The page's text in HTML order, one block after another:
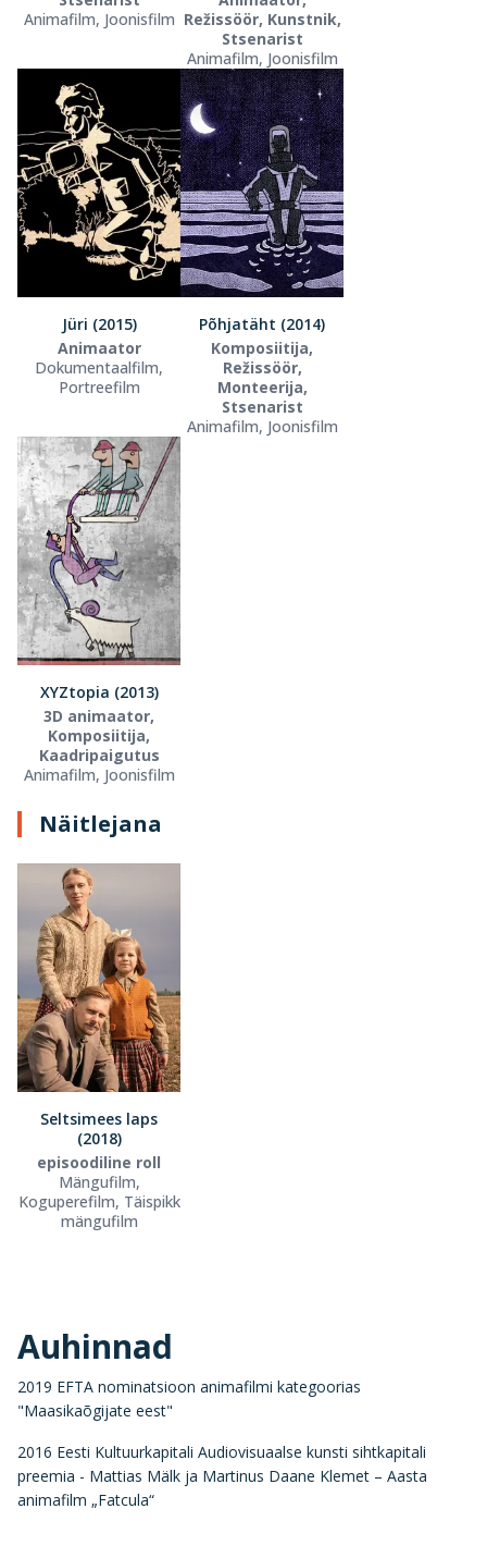
Animafilm, Joonisfilm Režissöör, Kunstnik,
Stsenarist
Animafilm, Joonisfilm
Jüri (2015)
Animaator
Dokumentaalfilm,
Portreefilm
Põhjatäht (2014)
Komposiitija,
Režissöör,
Monteerija,
Stsenarist
Animafilm, Joonisfilm
XYZtopia (2013)
3D animaator,
Komposiitija,
Kaadripaigutus
Animafilm, Joonisfilm
Näitlejana
Seltsimees laps
(2018)
episoodiline roll
Mängufilm,
Koguperefilm, Täispikk
mängufilm
Auhinnad
2019 EFTA nominatsioon animafilmi kategoorias
"Maasikaõgijate eest"
2016 Eesti Kultuurkapitali Audiovisuaalse kunsti sihtkapitali
preemia - Mattias Mälk ja Martinus Daane Klemet – Aasta
animafilm „Fatcula“